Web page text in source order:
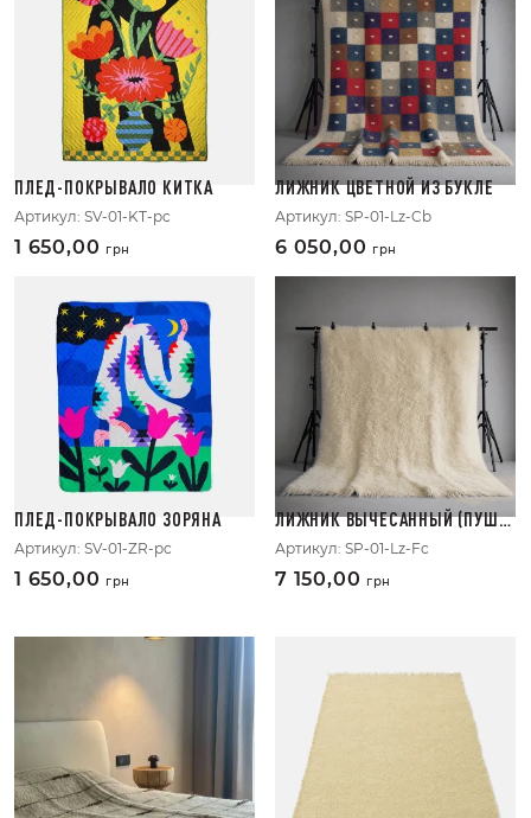
ПЛЕД-ПОКРЫВАЛО КИТКА
Артикул: SV-01-KT-pc
1 650,00 грн
ЛИЖНИК ЦВЕТНОЙ ИЗ БУКЛЕ
Артикул: SP-01-Lz-Cb
6 050,00 грн
ПЛЕД-ПОКРЫВАЛО ЗОРЯНА
Артикул: SV-01-ZR-pc
1 650,00 грн
ЛИЖНИК ВЫЧЕСАННЫЙ (ПУШИ
СТЫЙ)
Артикул: SP-01-Lz-Fc
7 150,00 грн